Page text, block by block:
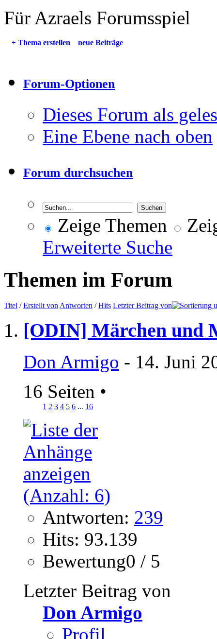
Für Azraels Forumsspiel
+ Thema erstellen neue Beiträge
Forum-Optionen
Dieses Forum als
Eine Ebene nach oben
Forum durchsuchen
Zeige Themen
Erweiterte Suche
Themen im Forum
Titel /Erstellt von Antworten /Hits Letzter Beitrag von
[ODIN] Märchen und
Don Armigo - 14. Juni
16 Seiten •
1 2 3 4 5 6 ... 16
Antworten: 239
Hits: 93.139
Bewertung0 / 5
Letzter Beitrag von
Don Armigo
Profil